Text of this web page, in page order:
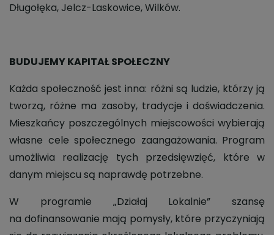
Długołęka, Jelcz-Laskowice, Wilków.
BUDUJEMY KAPITAŁ SPOŁECZNY
Każda społeczność jest inna: różni są ludzie, którzy ją
tworzą, różne ma zasoby, tradycje i doświadczenia.
Mieszkańcy poszczególnych miejscowości wybierają
własne cele społecznego zaangażowania. Program
umożliwia realizację tych przedsięwzięć, które w
danym miejscu są naprawdę potrzebne.
W programie „Działaj Lokalnie” szansę
na dofinansowanie mają pomysły, które przyczyniają